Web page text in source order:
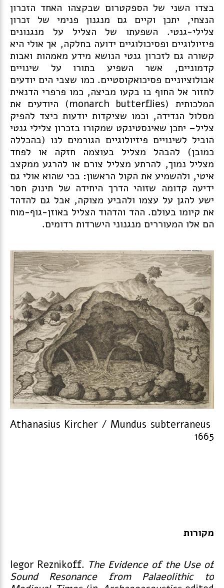
בצדו השני של הספקטרום שבקצהו האחד הזכרון
הנצחי, יתכן וקיים גם מנגנון פנימי של זכרון
צלילי-גנטי. השפעתו של הצליל על מנגנונים
פיזיולוגיים ופסיכולוגיים ידועה בחלקה, אך אולי היא
קשורה גם לזכרון גנטי הנושא מידע מאמהות ואבות
קדמוניים, אשר השפיע בתורו על שינויים
אבולוציוניים פסיכואקוסטיים. כמו שצבי הים יודעים
לחזור אל החוף בו בקעו מביצה, כמו פרפרי הדנאית
המלכותית (monarch butterflies) היודעים את
מסלול הנדידה, וכמו שציקדות יודעות כיצד להפיק
צליל– יתכן שאינסטינקט שמקורו בזכרון צלילי גנטי
הוביל לשינויים פיזיולוגיים הגורמים לנו (בהכללה
כמובן) להבהל מצליל בעוצמה חזקה או לפחד
מצליל נמוך, להרתע מצליל צורם או להרגע ממקצב
איטי, ולהשמיע את הקול הראשון: בכי שהוא אולי גם
ידיעה קדומה שזוהי הדרך היחידה של תינוק חסר
ישע להגן על עצמו ולהביע מצוקה, אבל גם להדהד
את קיומו בעולם. ההד והדהוד הצליל באוזן-גוף-מוח
הם אלו המעוררים מנגנוני הישרדות רדומים.
Athanasius Kircher / Mundus subterraneus
1665
מקורות
Iegor Reznikoff. The Evidence of the Use of
Sound Resonance from Palaeolithic to